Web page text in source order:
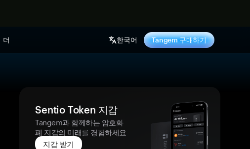
더 한국어 Tangem 구매하기
Sentio Token 지갑
Tangem과 함께하는 암호화
폐 지갑의 미래를 경험하세요
지갑 받기